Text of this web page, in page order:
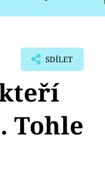
SDÍLET
Tohle